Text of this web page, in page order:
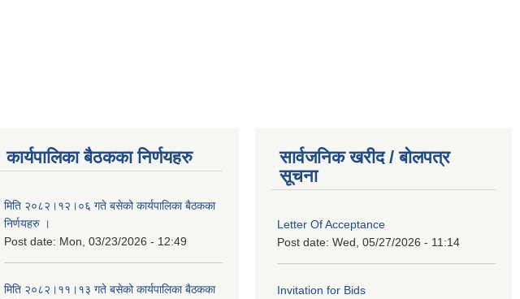
कार्यपालिका बैठकका निर्णयहरु
मिति २०८२।१२।०६ गते बसेको कार्यपालिका बैठकका
निर्णयहरु ।
Post date: Mon, 03/23/2026 - 12:49
मिति २०८२।११।१३ गते बसेको कार्यपालिका बैठकका
सार्वजनिक खरीद / बोलपत्र
सूचना
Letter Of Acceptance
Post date: Wed, 05/27/2026 - 11:14
Invitation for Bids